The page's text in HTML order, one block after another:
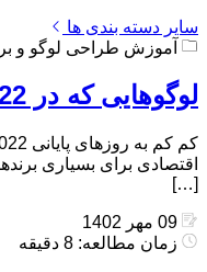
سایر دسته بندی ها
آموزش طراحی لوگو و
لوگوهایی که در 2022 ریدیزاین شدند
اقتصادی برای بسیاری
[…]
زمان مطالعه: 8 دقیقه